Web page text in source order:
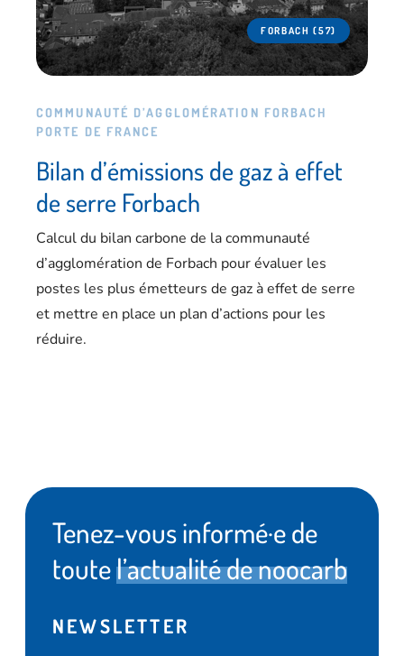
FORBACH (57)
COMMUNAUTÉ D’AGGLOMÉRATION FORBACH
PORTE DE FRANCE
Bilan d’émissions de gaz à effet
de serre Forbach
Calcul du bilan carbone de la communauté
d’agglomération de Forbach pour évaluer les
postes les plus émetteurs de gaz à effet de serre
et mettre en place un plan d’actions pour les
réduire.
Tenez-vous informé·e de
toutel’actualité de noocarb
NEWSLETTER